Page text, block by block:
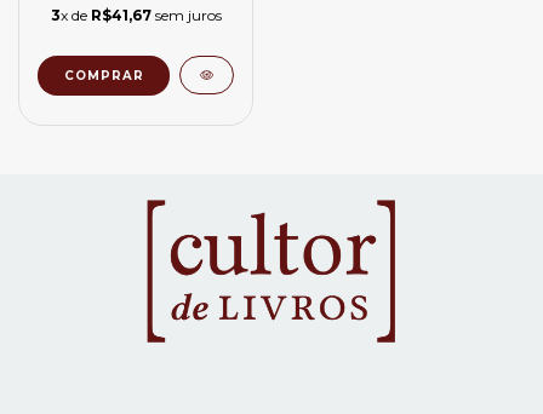
3x de R$41,67sem juros